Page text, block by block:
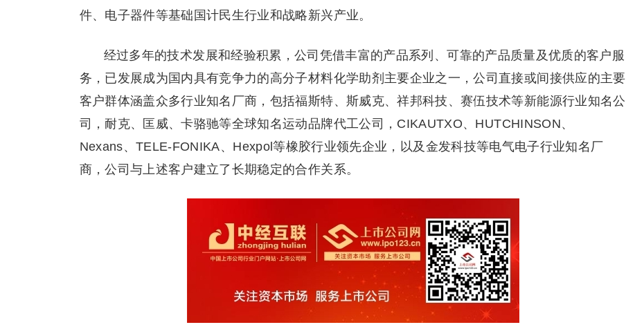
件、电子器件等基础国计民生行业和战略新兴产业。
经过多年的技术发展和经验积累，公司凭借丰富的产品系列、可靠的产品质量及优质的客户服
务，已发展成为国内具有竞争力的高分子材料化学助剂主要企业之一，公司直接或间接供应的主要
客户群体涵盖众多行业知名厂商，包括福斯特、斯威克、祥邦科技、赛伍技术等新能源行业知名公
司，耐克、匡威、卡骆驰等全球知名运动品牌代工公司，CIKAUTXO、HUTCHINSON、
Nexans、TELE-FONIKA、Hexpol等橡胶行业领先企业，以及金发科技等电气电子行业知名厂
商，公司与上述客户建立了长期稳定的合作关系。